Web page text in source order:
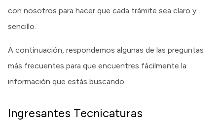
CAPACITACIONES
con nosotros para hacer que cada trámite sea claro y
sencillo.
A continuación, respondemos algunas de las preguntas
más frecuentes para que encuentres fácilmente la
información que estás buscando.
Ingresantes Tecnicaturas